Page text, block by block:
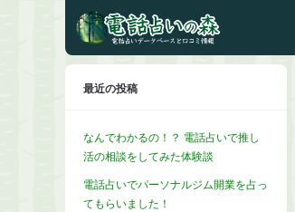
最近の投稿
なんでわかるの！？ 電話占いで推し
活の相談をしてみた体験談
電話占いでパーソナルジム開業を占っ
てもらいました！